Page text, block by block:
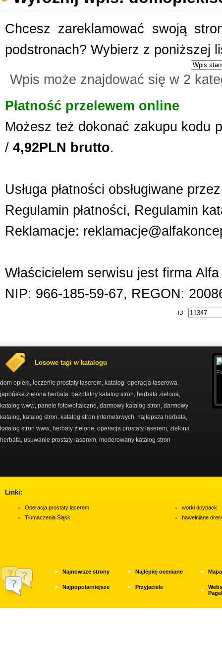
Chcesz zareklamować swoją
podstronach? Wybierz z poniższej
Wpis może znajdować się w 2
Płatność przelewem online
Możesz też dokonać zakupu kodu
/ 4,92PLN brutto.
Usługa płatności obsługiwane
Regulamin płatności, Regulamin
Reklamacje:
Właścicielem serwisu jest firma
NIP: 966-185-59-67, REGON:
ID:
Losowe tagi w katalogu
dom opieki leczenie prostaty laserem katalog operacja laserowa
japońska zielona herbata bezpłatny katalog stron herbata zielona
katalog www panele fotowoltaiczne darmowy katalog stron darmowy
katalog
katalog stron katalog stron internetowych najlepsza herbata
katalog stron www herbaty zielone operacja prostaty laserem zielona
herbata usuwanie prostaty laserem moderowany katalog stron
Linki:
Operacja prostaty laserem
Tłumaczenia Śląsk
worki doypack
bawełniane
Najnowsze strony Najlepiej oceniane
Najpopularniejsze Przyjaciele